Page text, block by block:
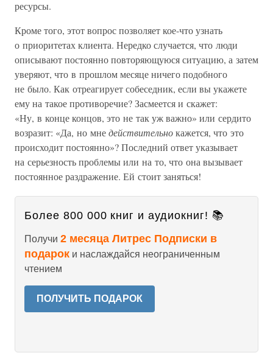
ресурсы.
Кроме того, этот вопрос позволяет кое-что узнать
о приоритетах клиента. Нередко случается, что люди
описывают постоянно повторяющуюся ситуацию, а затем
уверяют, что в прошлом месяце ничего подобного
не было. Как отреагирует собеседник, если вы укажете
ему на такое противоречие? Засмеется и скажет:
«Ну, в конце концов, это не так уж важно» или сердито
возразит: «Да, но мнедействительнокажется, что это
происходит постоянно»? Последний ответ указывает
на серьезность проблемы или на то, что она вызывает
постоянное раздражение. Ей стоит заняться!
Более 800 000 книг и аудиокниг! 📚
Получи 2 месяца Литрес Подписки в
подарок и наслаждайся неограниченным
чтением
ПОЛУЧИТЬ ПОДАРОК